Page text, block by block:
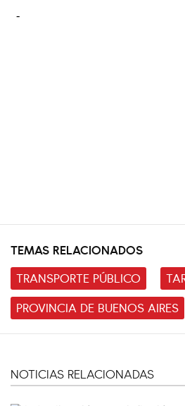
TEMAS RELACIONADOS
TRANSPORTE PÚBLICO
PROVINCIA DE BUENOS AIRES
NOTICIAS RELACIONADAS